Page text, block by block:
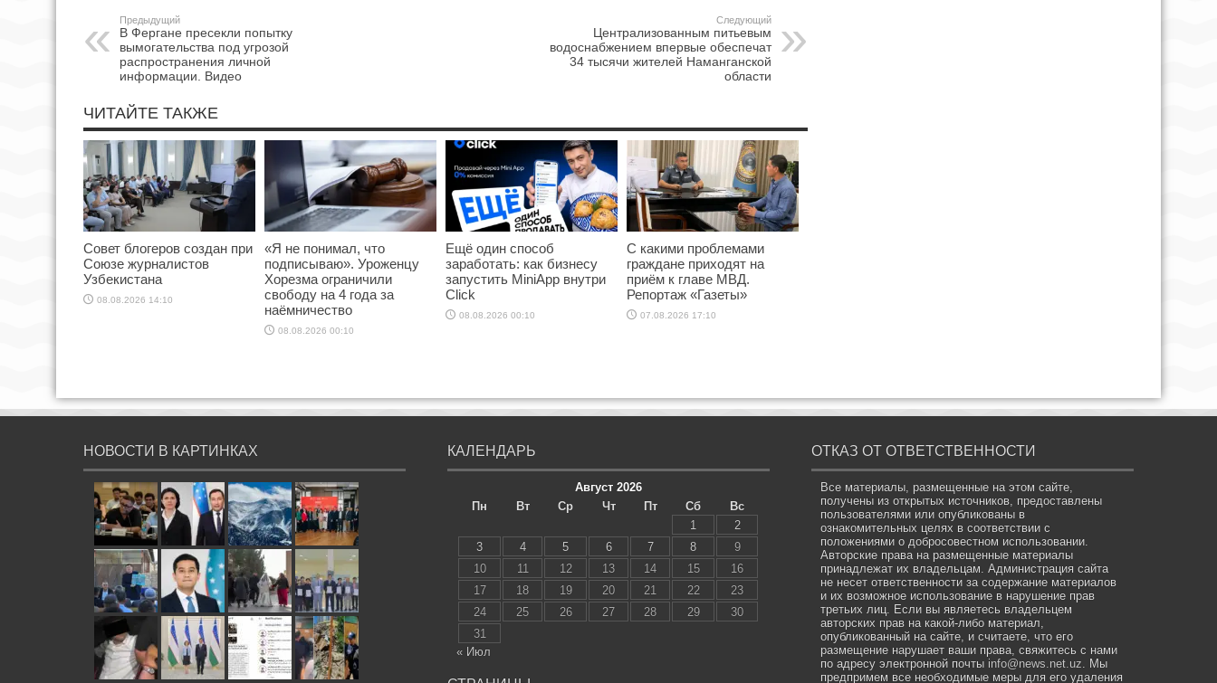
Предыдущий
В Фергане пресекли попытку
вымогательства под угрозой
распространения личной
информации. Видео
Следующий
Централизованным питьевым
водоснабжением впервые обеспечат
34 тысячи жителей Наманганской
области
ЧИТАЙТЕ ТАКЖЕ
Совет блогеров создан при
Союзе журналистов
Узбекистана
08.08.2026 14:10
«Я не понимал, что
подписываю». Уроженцу
Хорезма ограничили
свободу на 4 года за
наёмничество
08.08.2026 00:10
Ещё один способ
заработать: как бизнесу
запустить MiniApp внутри
Click
08.08.2026 00:10
С какими проблемами
граждане приходят на
приём к главе МВД.
Репортаж «Газеты»
07.08.2026 17:10
НОВОСТИ В КАРТИНКАХ КАЛЕНДАРЬ
Август 2026
Пн
Вт Ср Чт Пт Сб
Вс
1
2
3
4 5 6 7 8
9
10
11 12 13 14 15
16
17
18 19 20 21 22
23
24
25 26 27 28 29
30
31
« Июл
ОТКАЗ ОТ ОТВЕТСТВЕННОСТИ
Все материалы, размещенные на этом сайте,
получены из открытых источников, предоставлены
пользователями или опубликованы в
ознакомительных целях в соответствии с
положениями о добросовестном использовании.
Авторские права на размещенные материалы
принадлежат их владельцам. Администрация сайта
не несет ответственности за содержание материалов
и их возможное использование в нарушение прав
третьих лиц. Если вы являетесь владельцем
авторских прав на какой-либо материал,
опубликованный на сайте, и считаете, что его
размещение нарушает ваши права, свяжитесь с нами
по адресу электронной почты info@news.net.uz . Мы
предпримем все необходимые меры для его удаления